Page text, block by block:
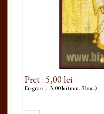
Pret : 5,00 lei
En-gross 1: 3,00 lei (min. 3 buc.)